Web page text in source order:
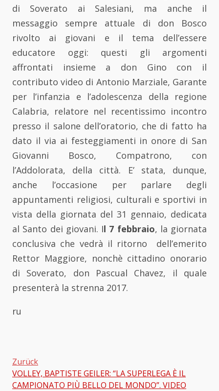
di Soverato ai Salesiani, ma anche il
messaggio sempre attuale di don Bosco
rivolto ai giovani e il tema dell’essere
educatore oggi: questi gli argomenti
affrontati insieme a don Gino con il
contributo video di Antonio Marziale, Garante
per l’infanzia e l’adolescenza della regione
Calabria, relatore nel recentissimo incontro
presso il salone dell’oratorio, che di fatto ha
dato il via ai festeggiamenti in onore di San
Giovanni Bosco, Compatrono, con
l’Addolorata, della città. E’ stata, dunque,
anche l’occasione per parlare degli
appuntamenti religiosi, culturali e sportivi in
vista della giornata del 31 gennaio, dedicata
al Santo dei giovani. Il 7 febbraio, la giornata
conclusiva che vedrà il ritorno dell’emerito
Rettor Maggiore, nonchè cittadino onorario
di Soverato, don Pascual Chavez, il quale
presenterà la strenna 2017.
ru
Beitragsnavigation
Zurück
VOLLEY, BAPTISTE GEILER: “LA SUPERLEGA È IL
CAMPIONATO PIÙ BELLO DEL MONDO”. VIDEO